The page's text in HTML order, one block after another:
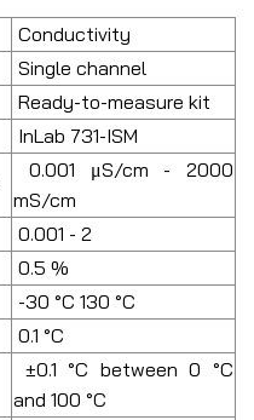
Conductivity
Single channel
Ready-to-measure kit
InLab 731-ISM
0.001 μS/cm - 2000
mS/cm
0.001 - 2
0.5 %
-30 °C 130 °C
0.1 °C
±0.1 °C between 0 °C
and 100 °C